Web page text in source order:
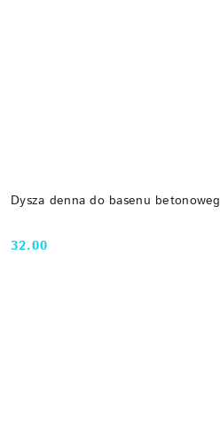
Dysza denna do basenu
Cena:
32.00